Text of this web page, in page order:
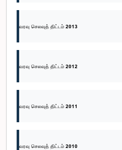
வரவு செலவுத் திட்டம் 2013
வரவு செலவுத் திட்டம் 2012
வரவு செலவுத் திட்டம் 2011
வரவு செலவுத் திட்டம் 2010